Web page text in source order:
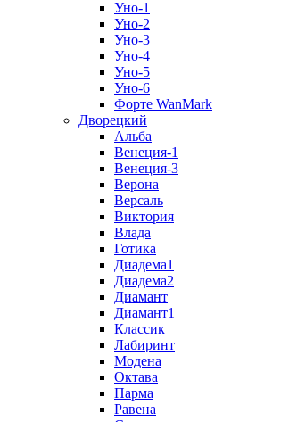
Уно-1
Уно-2
Уно-3
Уно-4
Уно-5
Уно-6
Форте WanMark
Дворецкий
Альба
Венеция-1
Венеция-3
Верона
Версаль
Виктория
Влада
Готика
Диадема1
Диадема2
Диамант
Диамант1
Классик
Лабиринт
Модена
Октава
Парма
Равена